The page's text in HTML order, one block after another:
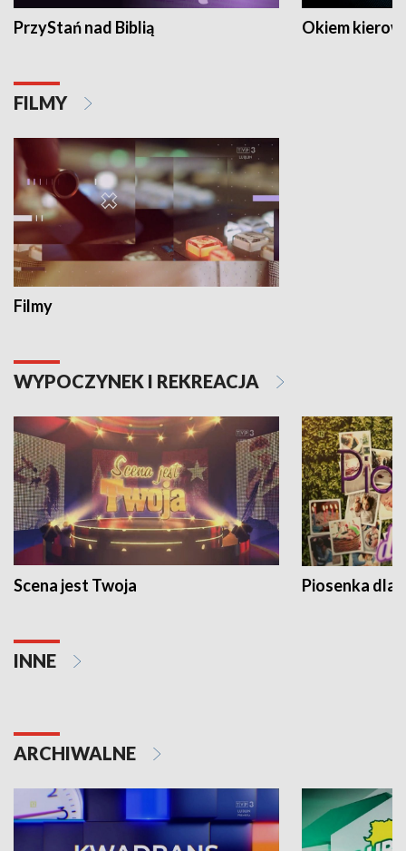
PrzyStań nad Biblią Okiem
FILMY
Filmy
WYPOCZYNEK I REKREACJA
Scena jest Twoja Piosenka dla
INNE
ARCHIWALNE